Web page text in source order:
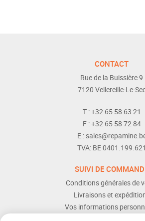
CONTACT
Rue de la Buissière 9
7120 Vellereille-Le-
T :+32 65 58 63 21
F :+32 65 58 72 84
E :
TVA: BE 0401.199.621
SUIVI DE
Conditions générales de
Livraisons et
Vos informations